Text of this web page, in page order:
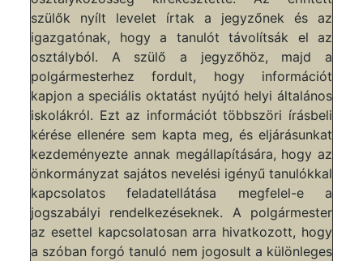
szülők nyílt levelet írtak a jegyzőnek és az
igazgatónak, hogy a tanulót távolítsák el az
osztályból. A szülő a jegyzőhöz, majd a
polgármesterhez fordult, hogy információt
kapjon a speciális oktatást nyújtó helyi általános
iskolákról. Ezt az információt többszöri írásbeli
kérése ellenére sem kapta meg, és eljárásunkat
kezdeményezte annak megállapítására, hogy az
önkormányzat sajátos nevelési igényű tanulókkal
kapcsolatos feladatellátása megfelel-e a
jogszabályi rendelkezéseknek. A polgármester
az esettel kapcsolatosan arra hivatkozott, hogy
a szóban forgó tanuló nem jogosult a különleges